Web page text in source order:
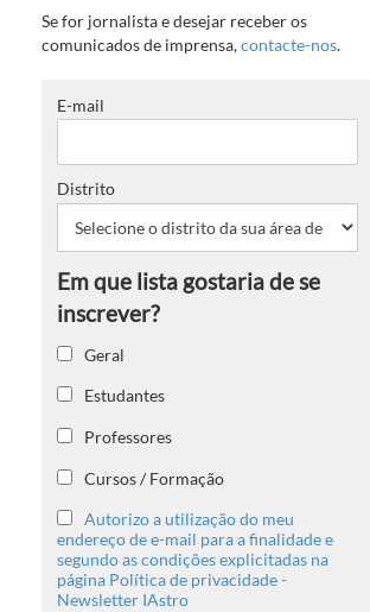
Se for jornalista e desejar receber os
comunicados de imprensa,contacte-nos.
E-mail
Distrito
Geral
Estudantes
Professores
Cursos / Formação
Autorizo a utilização do meu
endereço de e-mail para a finalidade e
segundo as condições explicitadas na
página Política de privacidade -
Newsletter IAstro